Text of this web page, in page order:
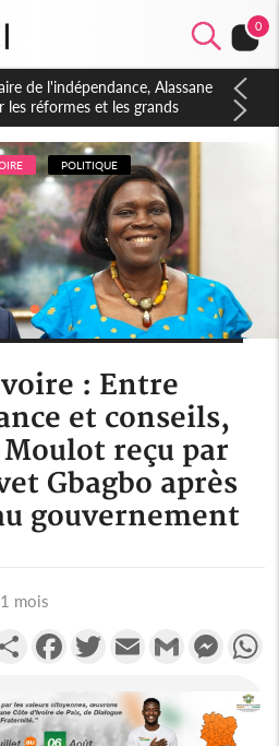
0
Oury Bah admire le modèle
accélérer le développement
POLITIQUE
: Entre
et conseils,
reçu par
Gbagbo après
gouvernement
mois
PartagerFacebookTwitterEmail Gmail